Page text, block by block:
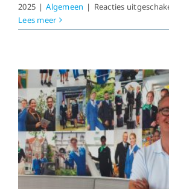
2025 | Algemeen | Reacties
Lees meer